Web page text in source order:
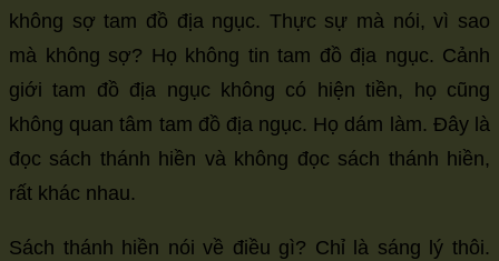
không sợ tam đồ địa ngục. Thực sự mà nói, vì sao
mà không sợ? Họ không tin tam đồ địa ngục. Cảnh
giới tam đồ địa ngục không có hiện tiền, họ cũng
không quan tâm tam đồ địa ngục. Họ dám làm. Đây là
đọc sách thánh hiền và không đọc sách thánh hiền,
rất khác nhau.
Sách thánh hiền nói về điều gì? Chỉ là sáng lý thôi.